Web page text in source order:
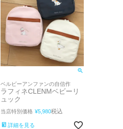
ベルビーアンファンの自信作
ラフィネCLENMベビーリ
ュック
当店特別価格 ¥5,980税込
詳細を見る